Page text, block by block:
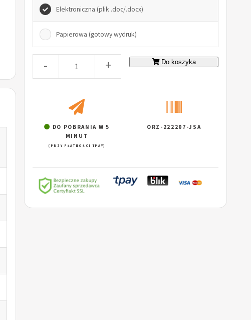
Elektroniczna (plik .doc/.docx)
Papierowa (gotowy wydruk)
- + Do koszyka
DO POBRANIA W 5
MINUT
(PRZY PŁATNOŚCI TPAY)
ORZ-222207-JSA